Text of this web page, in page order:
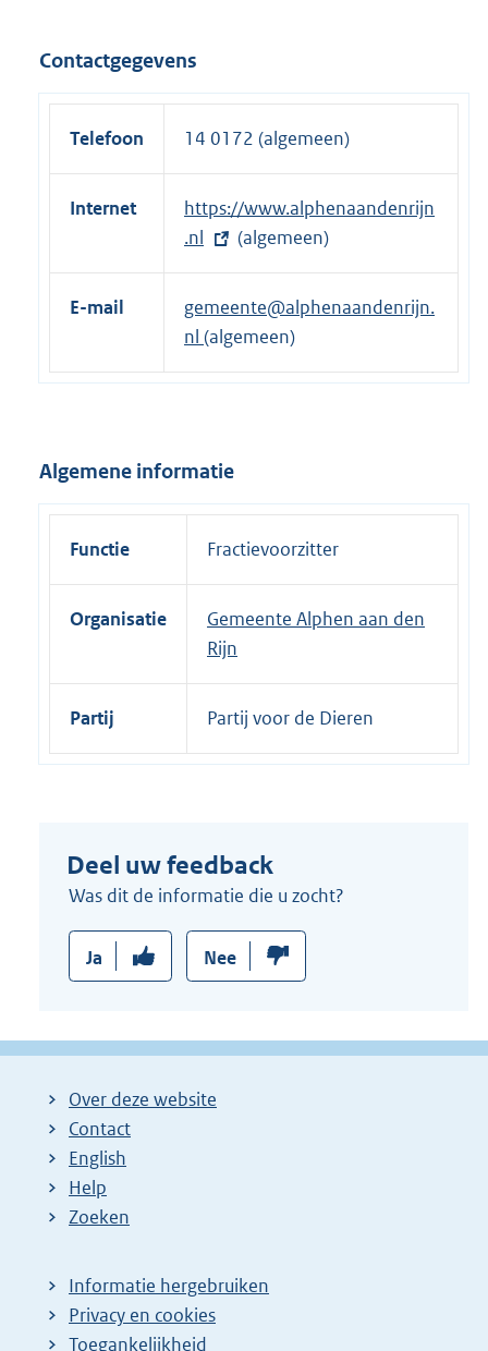
Contactgegevens
Telefoon 14 0172 (algemeen)
Internet
E
x
t
r
e
n
k
https://www.alphenaandenrijn
.nl
(algemeen)
E-mail
gemeente@alphenaandenrijn.
nl (algemeen)
Algemene informatie
Functie Fractievoorzitter
Organisatie
Gemeente Alphen aan den
Rijn
Partij Partij voor de Dieren
Deel uw feedback
Was dit de informatie die u zocht?
Ja Nee
Over deze website
Contact
English
Help
Zoeken
Informatie hergebruiken
Privacy en cookies
Toegankelijkheid